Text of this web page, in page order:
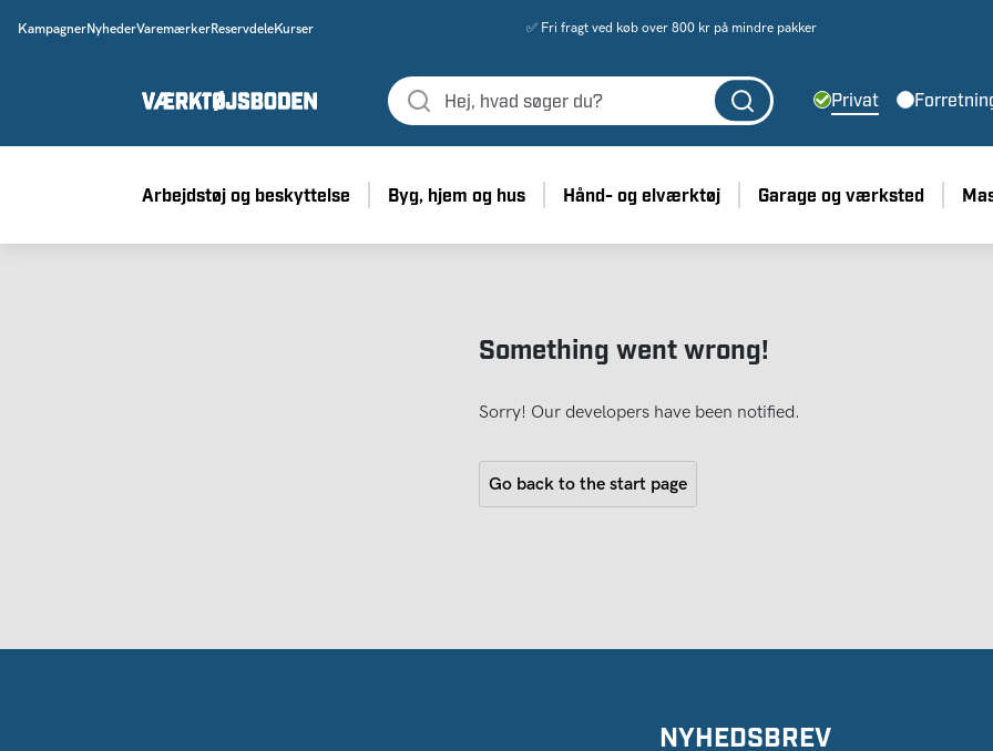
KampagnerNyhederVaremærkerReservdeleKurser ✅ Fri fragt ved køb over 800 kr på mindre pakker
Privat
Arbejdstøj og beskyttelse Byg, hjem og hus Hånd- og elværktøj Garage og værksted
Something went wrong!
Sorry! Our developers have been notified.
Go back to the start page
NYHEDSBREV